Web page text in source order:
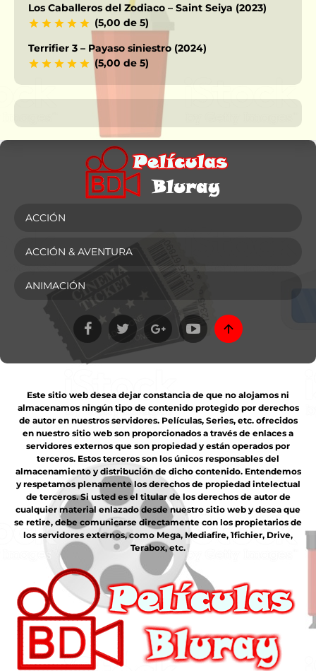
Los Caballeros del Zodiaco – Saint Seiya (2023)
(5,00 de 5)
Terrifier 3 – Payaso siniestro (2024)
(5,00 de 5)
ACCIÓN
ACCIÓN & AVENTURA
ANIMACIÓN
Este sitio web desea dejar constancia de que no alojamos ni
almacenamos ningún tipo de contenido protegido por derechos
de autor en nuestros servidores. Películas, Series, etc. ofrecidos
en nuestro sitio web son proporcionados a través de enlaces a
servidores externos que son propiedad y están operados por
terceros. Estos terceros son los únicos responsables del
almacenamiento y distribución de dicho contenido. Entendemos
y respetamos plenamente los derechos de propiedad intelectual
de terceros. Si usted es el titular de los derechos de autor de
cualquier material enlazado desde nuestro sitio web y desea que
se retire, debe comunicarse directamente con los propietarios de
los servidores externos, como Mega, Mediafire, 1fichier, Drive,
Terabox, etc.